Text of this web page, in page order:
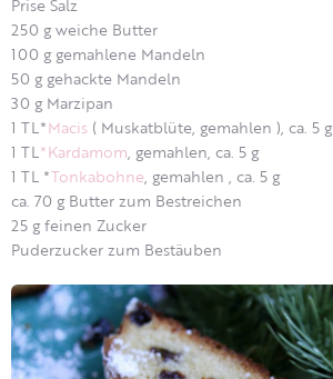
Prise Salz
250 g weiche Butter
100 g gemahlene Mandeln
50 g gehackte Mandeln
30 g Marzipan
1 TL*Macis ( Muskatblüte, gemahlen ), ca. 5 g
1 TL*Kardamom, gemahlen, ca. 5 g
1 TL *Tonkabohne, gemahlen , ca. 5 g
ca. 70 g Butter zum Bestreichen
25 g feinen Zucker
Puderzucker zum Bestäuben